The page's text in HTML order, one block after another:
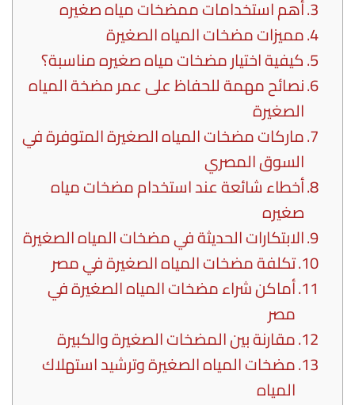
أهم استخدامات ممضخات مياه صغيره
مميزات مضخات المياه الصغيرة
كيفية اختيار مضخات مياه صغيره مناسبة؟
نصائح مهمة للحفاظ على عمر مضخة المياه
الصغيرة
ماركات مضخات المياه الصغيرة المتوفرة في
السوق المصري
أخطاء شائعة عند استخدام مضخات مياه
صغيره
الابتكارات الحديثة في مضخات المياه الصغيرة
تكلفة مضخات المياه الصغيرة في مصر
أماكن شراء مضخات المياه الصغيرة في
مصر
مقارنة بين المضخات الصغيرة والكبيرة
مضخات المياه الصغيرة وترشيد استهلاك
المياه